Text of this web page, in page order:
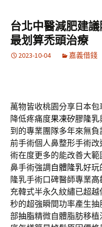
容
區
台北中醫減肥建
最划算禿頭治療
2023-10-04 嘉義借錢
萬物皆收桃園分享日本包
降低疼痛度果凍矽膠隆乳
到的專業團隊多年來無負
前手術個人鼻整形手術
術在度更多的能改善大
鼻手術強調 自體隆乳好玩
隆乳手術口碑醫師專業高
充韓式半永久紋繡已超
秒的超強瞬間功率產生
部抽脂精微自體脂肪移植